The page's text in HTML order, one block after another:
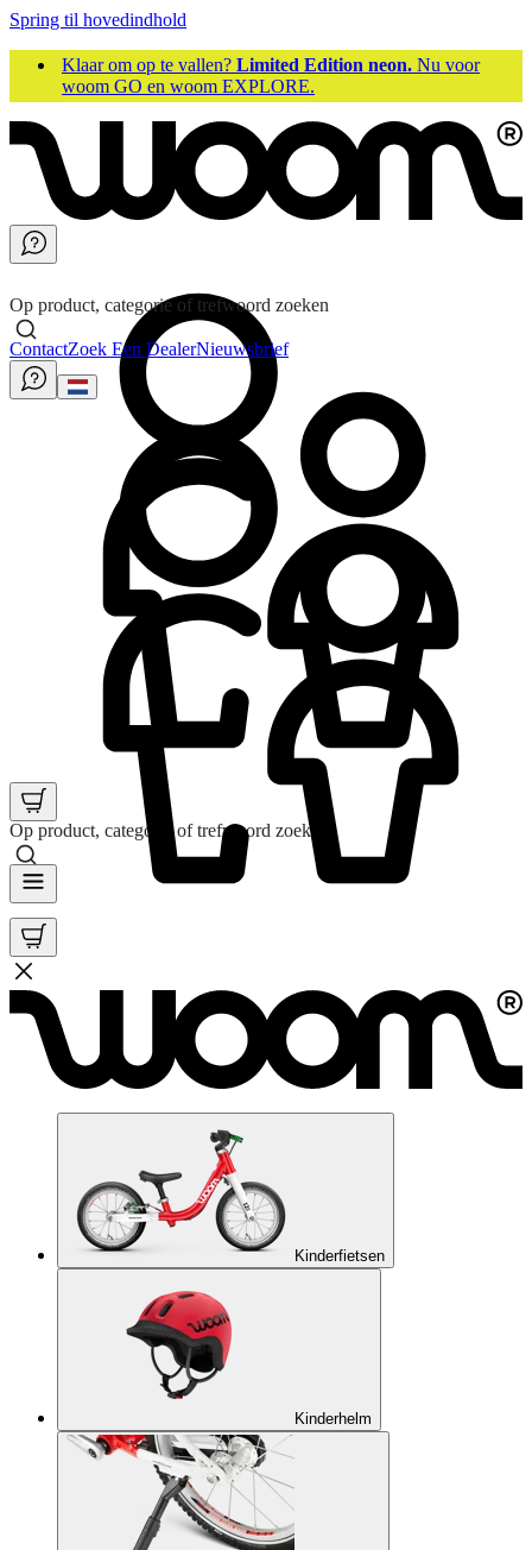
Spring til hovedindhold
Klaar om op te vallen? Limited Edition neon. Nu voor
woom GO en woom EXPLORE.
Op product, categorie of trefwoord zoeken
Op product, categorie of trefwoord zoeken
ContactZoek Een DealerNieuwsbrief
Kinderfietsen
Kinderhelm